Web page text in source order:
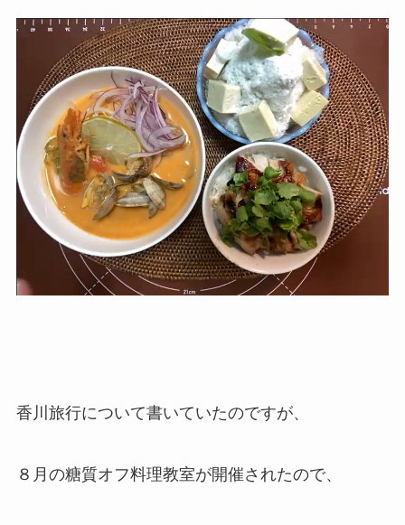
香川旅行について書いていたのですが、
８月の糖質オフ料理教室が開催されたので、